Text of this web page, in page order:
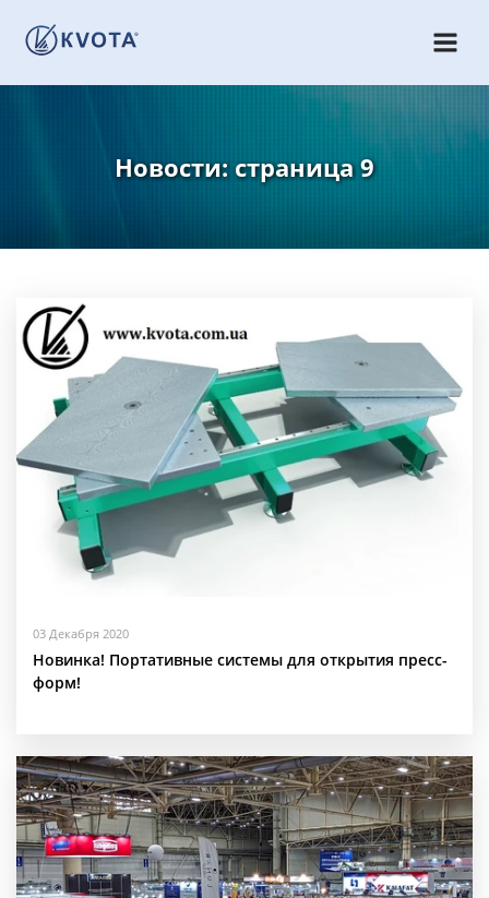
Новости: страница 9
03 Декабря 2020
Новинка! Портативные системы для открытия пресс-
форм!